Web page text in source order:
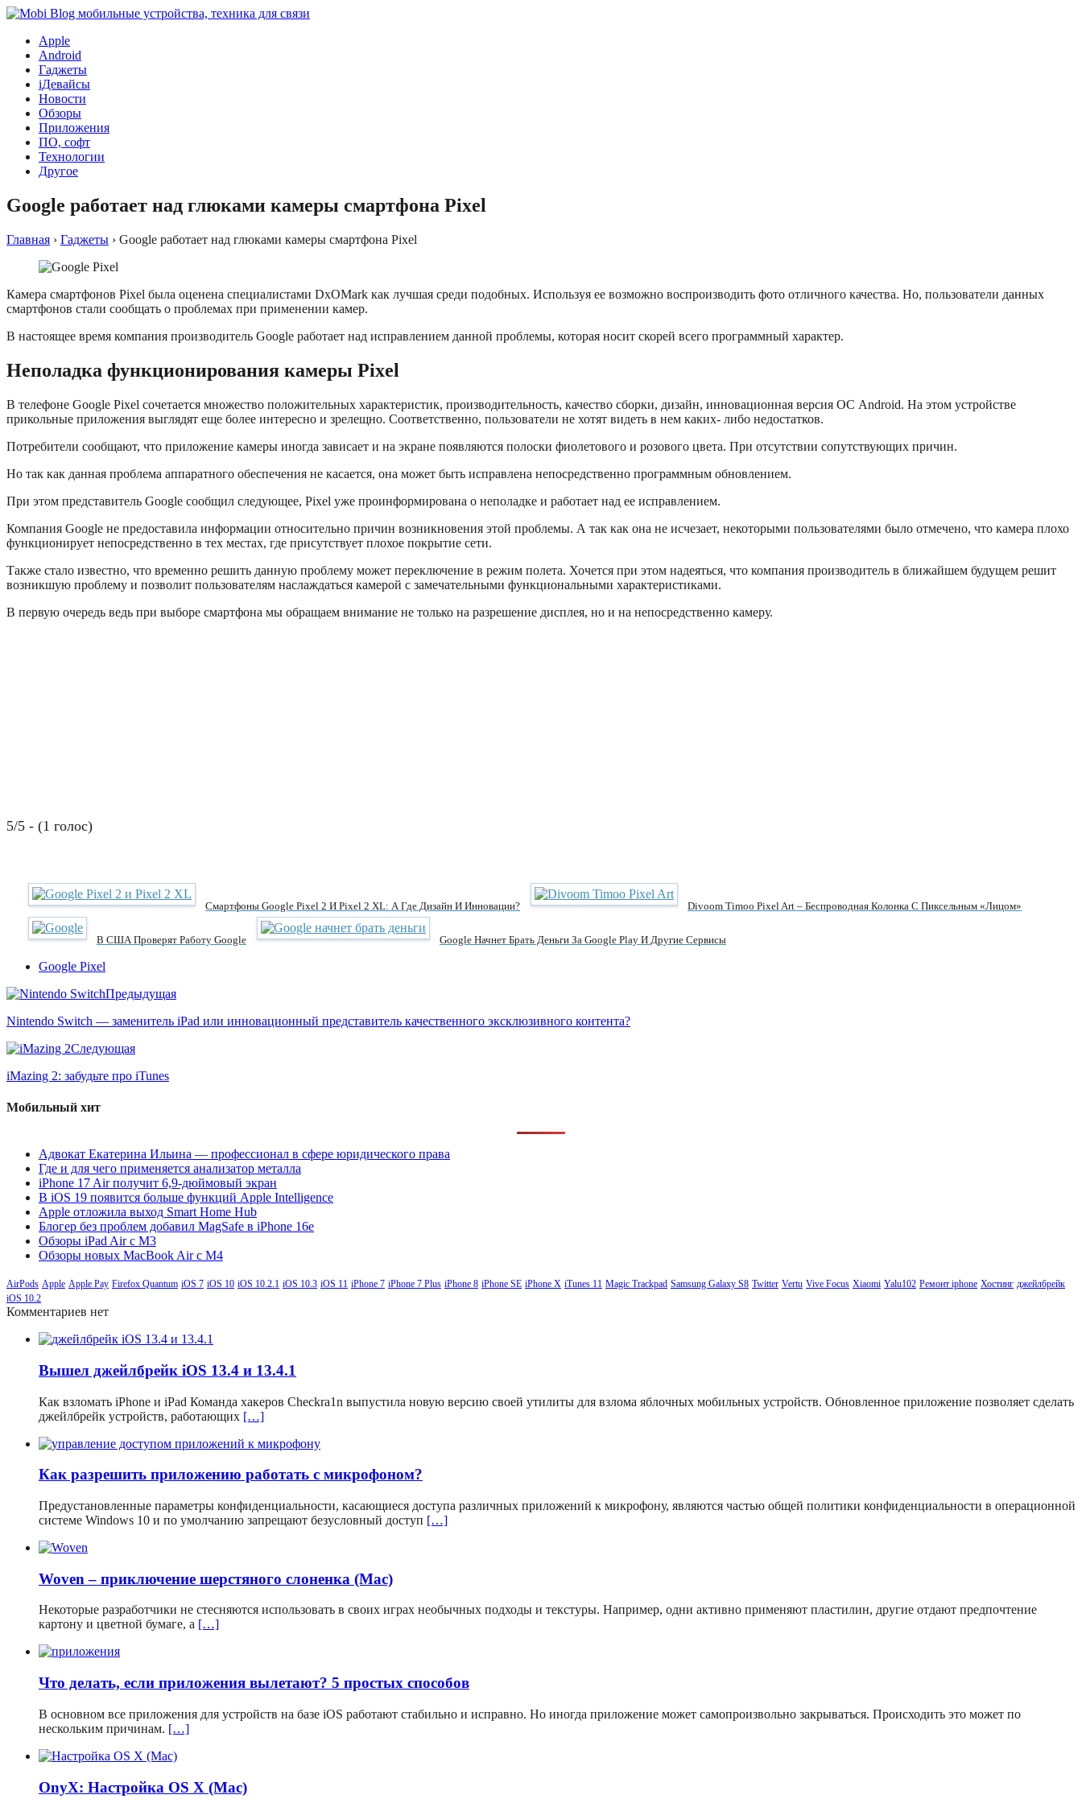
Apple
Android
Гаджеты
iДевайсы
Новости
Обзоры
Приложения
ПО, софт
Технологии
Другое
Google работает над глюками камеры смартфона Pixel
Главная › Гаджеты › Google работает над глюками камеры смартфона Pixel
Камера смартфонов Pixel была оценена специалистами DxOMark как лучшая среди подобных. Используя ее возможно воспроизводить фото отличного качества. Но, пользователи данных
смартфонов стали сообщать о проблемах при применении камер.
В настоящее время компания производитель Google работает над исправлением данной проблемы, которая носит скорей всего программный характер.
Неполадка функционирования камеры Pixel
В телефоне Google Pixel сочетается множество положительных характеристик, производительность, качество сборки, дизайн, инновационная версия ОС Android. На этом устройстве
прикольные приложения выглядят еще более интересно и зрелещно. Соответственно, пользователи не хотят видеть в нем каких- либо недостатков.
Потребители сообщают, что приложение камеры иногда зависает и на экране появляются полоски фиолетового и розового цвета. При отсутствии сопутствующих причин.
Но так как данная проблема аппаратного обеспечения не касается, она может быть исправлена непосредственно программным обновлением.
При этом представитель Google сообщил следующее, Pixel уже проинформирована о неполадке и работает над ее исправлением.
Компания Google не предоставила информации относительно причин возникновения этой проблемы. А так как она не исчезает, некоторыми пользователями было отмечено, что камера плохо
функционирует непосредственно в тех местах, где присутствует плохое покрытие сети.
Также стало известно, что временно решить данную проблему может переключение в режим полета. Хочется при этом надеяться, что компания производитель в ближайшем будущем решит
возникшую проблему и позволит пользователям наслаждаться камерой с замечательными функциональными характеристиками.
В первую очередь ведь при выборе смартфона мы обращаем внимание не только на разрешение дисплея, но и на непосредственно камеру.
5/5 - (1 голос)
Смартфоны Google Pixel 2 И Pixel 2 XL: А Где Дизайн И Инновации? Divoom Timoo Pixel Art – Беспроводная Колонка С Пиксельным «лицом»
В США Проверят Работу Google Google Начнет Брать Деньги За Google Play И Другие Сервисы
Google Pixel
Предыдущая
Nintendo Switch — заменитель iPad или инновационный представитель качественного эксклюзивного контента?
Следующая
iMazing 2: забудьте про iTunes
Мобильный хит
Адвокат Екатерина Ильина — профессионал в сфере юридического права
Где и для чего применяется анализатор металла
iPhone 17 Air получит 6,9-дюймовый экран
В iOS 19 появится больше функций Apple Intelligence
Apple отложила выход Smart Home Hub
Блогер без проблем добавил MagSafe в iPhone 16e
Обзоры iPad Air с M3
Обзоры новых MacBook Air с M4
AirPods Apple Apple Pay Firefox Quantum iOS 7 iOS 10 iOS 10.2.1 iOS 10.3 iOS 11 iPhone 7 iPhone 7 Plus iPhone 8 iPhone SE iPhone X iTunes 11 Magic Trackpad Samsung Galaxy S8 Twitter Vertu Vive Focus Xiaomi Yalu102 Ремонт iphone Хостинг джейлбрейк
iOS 10.2
Комментариев нет
Вышел джейлбрейк iOS 13.4 и 13.4.1
Как взломать iPhone и iPad Команда хакеров Checkra1n выпустила новую версию своей утилиты для взлома яблочных мобильных устройств. Обновленное приложение позволяет сделать
джейлбрейк устройств, работающих […]
Как разрешить приложению работать с микрофоном?
Предустановленные параметры конфиденциальности, касающиеся доступа различных приложений к микрофону, являются частью общей политики конфиденциальности в операционной
системе Windows 10 и по умолчанию запрещают безусловный доступ […]
Woven – приключение шерстяного слоненка (Mac)
Некоторые разработчики не стесняются использовать в своих играх необычных подходы и текстуры. Например, одни активно применяют пластилин, другие отдают предпочтение
картону и цветной бумаге, а […]
Что делать, если приложения вылетают? 5 простых способов
В основном все приложения для устройств на базе iOS работают стабильно и исправно. Но иногда приложение может самопроизвольно закрываться. Происходить это может по
нескольким причинам. […]
OnyX: Настройка OS X (Mac)